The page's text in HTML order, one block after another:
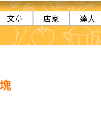
文章 店家 達人